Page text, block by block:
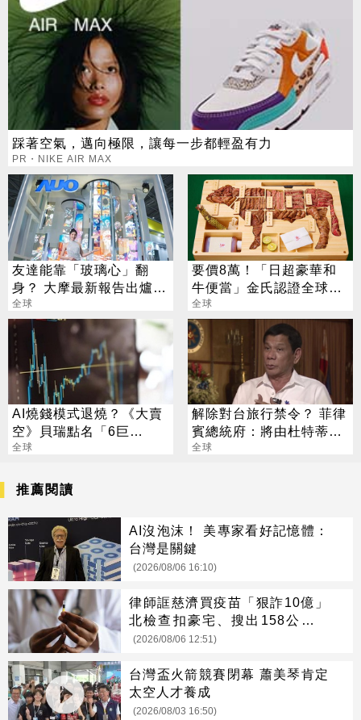
踩著空氣，邁向極限，讓每一步都輕盈有力
PR・NIKE AIR MAX
友達能靠「玻璃心」翻
身？ 大摩最新報告出爐
目標價也曝光
全球
要價8萬！「日超豪華和
牛便當」金氏認證全球最
貴
全球
AI燒錢模式退燒？《大賣
空》貝瑞點名「6巨
頭」：市場已經投票
全球
解除對台旅行禁令？ 菲律
賓總統府：將由杜特蒂審
視
全球
推薦閱讀
AI沒泡沫！ 美專家看好記憶體：
台灣是關鍵
(2026/08/06 16:10)
律師誆慈濟買疫苗「狠詐10億」
北檢查扣豪宅、搜出158公斤黃
金
(2026/08/06 12:51)
台灣盃火箭競賽閉幕 蕭美琴肯定
太空人才養成
(2026/08/03 16:50)